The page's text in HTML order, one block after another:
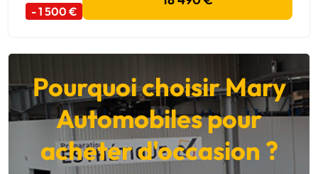
- 1 500 €
Pourquoi choisir Mary
Automobiles pour
acheter d'occasion ?